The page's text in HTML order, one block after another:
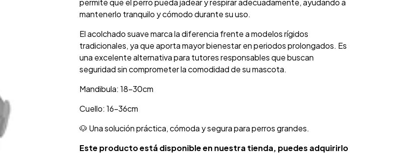
permite que el perro pueda jadear y respirar adecuadamente, ayudando a
mantenerlo tranquilo y cómodo durante su uso.
El acolchado suave marca la diferencia frente a modelos rígidos
tradicionales, ya que aporta mayor bienestar en periodos prolongados. Es
una excelente alternativa para tutores responsables que buscan
seguridad sin comprometer la comodidad de su mascota.
Mandibula: 18-30cm
Cuello: 16-36cm
🐶 Una solución práctica, cómoda y segura para perros grandes.
Este producto está disponible en nuestra tienda, puedes adquirirlo